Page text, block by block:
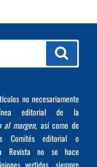
no necesariamente
editorial de la
al margen, así como de
Comités editorial o
Revista no se hace
vertidas, siempre